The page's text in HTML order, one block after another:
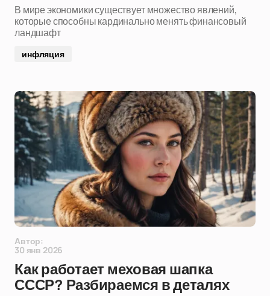
В мире экономики существует множество явлений,
которые способны кардинально менять финансовый
ландшафт
инфляция
Автор:
30 янв 2026
Как работает меховая шапка
СССР? Разбираемся в деталях